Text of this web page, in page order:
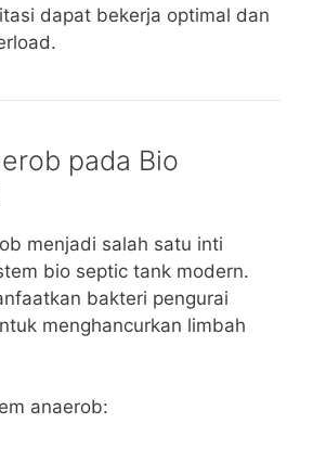
dapat bekerja optimal dan
pada Bio
menjadi salah satu inti
bio septic tank modern.
bakteri pengurai
menghancurkan limbah
anaerob: